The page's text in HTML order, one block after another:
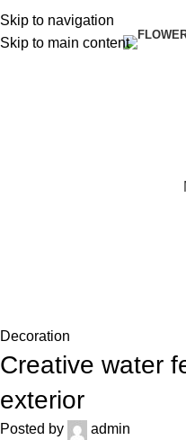
Skip to navigation
Skip to main content
| Envío GRATIS
Decoration
Creative water
exterior
Posted by
admin